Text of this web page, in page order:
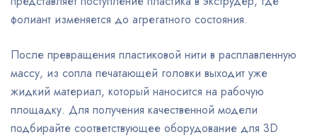
фолиант изменяется до агрегатного состояния.
После превращения пластиковой нити в расплавленную
массу, из сопла печатающей головки выходит уже
жидкий материал, который наносится на рабочую
площадку. Для получения качественной модели
подбирайте соответствующее оборудование для 3D